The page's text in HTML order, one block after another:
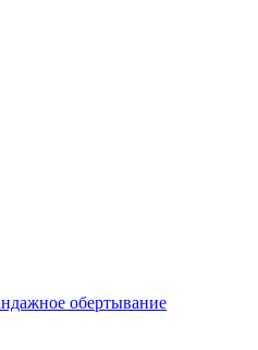
обертывание